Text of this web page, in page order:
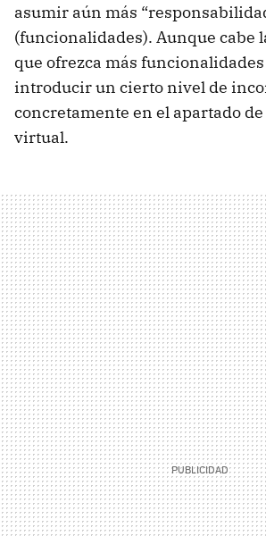
asumir aún más
(funcionalidades). Aunque cabe
que ofrezca más funcionalidades
introducir un cierto nivel de
concretamente en el apartado
virtual.